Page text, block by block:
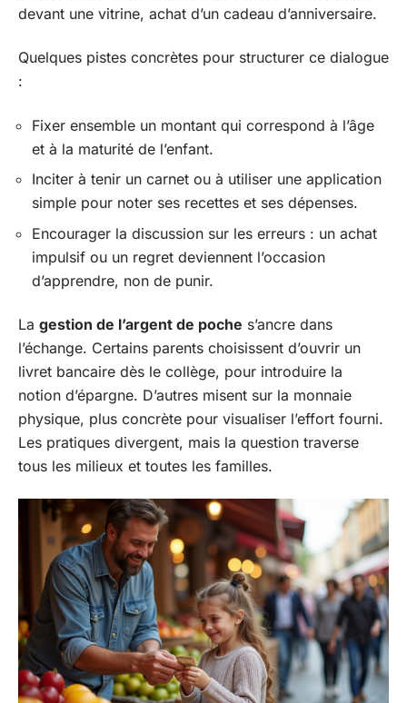
devant une vitrine, achat d’un cadeau d’anniversaire.
Quelques pistes concrètes pour structurer ce dialogue
:
Fixer ensemble un montant qui correspond à l’âge
et à la maturité de l’enfant.
Inciter à tenir un carnet ou à utiliser une application
simple pour noter ses recettes et ses dépenses.
Encourager la discussion sur les erreurs : un achat
impulsif ou un regret deviennent l’occasion
d’apprendre, non de punir.
La gestion de l’argent de poche s’ancre dans
l’échange. Certains parents choisissent d’ouvrir un
livret bancaire dès le collège, pour introduire la
notion d’épargne. D’autres misent sur la monnaie
physique, plus concrète pour visualiser l’effort fourni.
Les pratiques divergent, mais la question traverse
tous les milieux et toutes les familles.